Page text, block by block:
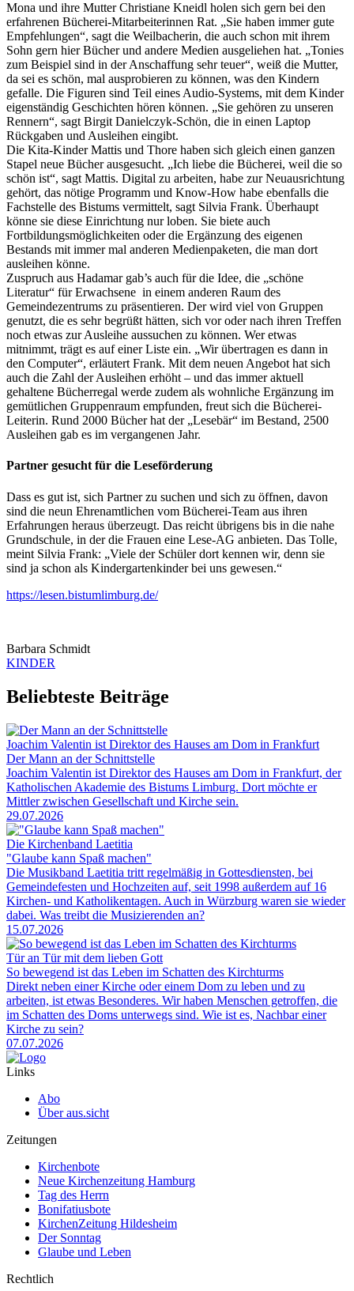
Mona und ihre Mutter Christiane Kneidl holen sich gern bei den
erfahrenen Bücherei-Mitarbeiterinnen Rat. „Sie haben immer gute
Empfehlungen“, sagt die Weilbacherin, die auch schon mit ihrem
Sohn gern hier Bücher und andere Medien ausgeliehen hat. „Tonies
zum Beispiel sind in der Anschaffung sehr teuer“, weiß die Mutter,
da sei es schön, mal ausprobieren zu können, was den Kindern
gefalle. Die Figuren sind Teil eines Audio-Systems, mit dem Kinder
eigenständig Geschichten hören können. „Sie gehören zu unseren
Rennern“, sagt Birgit Danielczyk-Schön, die in einen Laptop
Rückgaben und Ausleihen eingibt.
Die Kita-Kinder Mattis und Thore haben sich gleich einen ganzen
Stapel neue Bücher ausgesucht. „Ich liebe die Bücherei, weil die so
schön ist“, sagt Mattis. Digital zu arbeiten, habe zur Neuausrichtung
gehört, das nötige Programm und Know-How habe ebenfalls die
Fachstelle des Bistums vermittelt, sagt Silvia Frank. Überhaupt
könne sie diese Einrichtung nur loben. Sie biete auch
Fortbildungsmöglichkeiten oder die Ergänzung des eigenen
Bestands mit immer mal anderen Medienpaketen, die man dort
ausleihen könne.
Zuspruch aus Hadamar gab’s auch für die Idee, die „schöne
Literatur“ für Erwachsene in einem anderen Raum des
Gemeindezentrums zu präsentieren. Der wird viel von Gruppen
genutzt, die es sehr begrüßt hätten, sich vor oder nach ihren Treffen
noch etwas zur Ausleihe aussuchen zu können. Wer etwas
mitnimmt, trägt es auf einer Liste ein. „Wir übertragen es dann in
den Computer“, erläutert Frank. Mit dem neuen Angebot hat sich
auch die Zahl der Ausleihen erhöht – und das immer aktuell
gehaltene Bücherregal werde zudem als wohnliche Ergänzung im
gemütlichen Gruppenraum empfunden, freut sich die Bücherei-
Leiterin. Rund 2000 Bücher hat der „Lesebär“ im Bestand, 2500
Ausleihen gab es im vergangenen Jahr.
Partner gesucht für die Leseförderung
Dass es gut ist, sich Partner zu suchen und sich zu öffnen, davon
sind die neun Ehrenamtlichen vom Bücherei-Team aus ihren
Erfahrungen heraus überzeugt. Das reicht übrigens bis in die nahe
Grundschule, in der die Frauen eine Lese-AG anbieten. Das Tolle,
meint Silvia Frank: „Viele der Schüler dort kennen wir, denn sie
sind ja schon als Kindergartenkinder bei uns gewesen.“
https://lesen.bistumlimburg.de/
Barbara Schmidt
KINDER
Beliebteste Beiträge
Joachim Valentin ist Direktor des Hauses am Dom in Frankfurt
Der Mann an der Schnittstelle
Joachim Valentin ist Direktor des Hauses am Dom in Frankfurt, der
Katholischen Akademie des Bistums Limburg. Dort möchte er
Mittler zwischen Gesellschaft und Kirche sein.
29.07.2026
Die Kirchenband Laetitia
"Glaube kann Spaß machen"
Die Musikband Laetitia tritt regelmäßig in Gottesdiensten, bei
Gemeindefesten und Hochzeiten auf, seit 1998 außerdem auf 16
Kirchen- und Katholikentagen. Auch in Würzburg waren sie wieder
dabei. Was treibt die Musizierenden an?
15.07.2026
Tür an Tür mit dem lieben Gott
So bewegend ist das Leben im Schatten des Kirchturms
Direkt neben einer Kirche oder einem Dom zu leben und zu
arbeiten, ist etwas Besonderes. Wir haben Menschen getroffen, die
im Schatten des Doms unterwegs sind. Wie ist es, Nachbar einer
Kirche zu sein?
07.07.2026
Links
Abo
Über aus.sicht
Zeitungen
Kirchenbote
Neue Kirchenzeitung Hamburg
Tag des Herrn
Bonifatiusbote
KirchenZeitung Hildesheim
Der Sonntag
Glaube und Leben
Rechtlich